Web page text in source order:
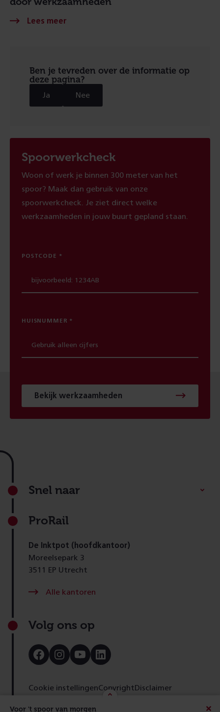
Voor 't spoor van morgen
Ben je tevreden over de informatie op
deze pagina?
Ja Nee
Spoorwerkcheck
Woon of werk je binnen 300 meter van het
spoor? Maak dan gebruik van onze
spoorwerkcheck. Je ziet direct welke
werkzaamheden in jouw buurt gepland staan.
POSTCODE
HUISNUMMER
Bekijk werkzaamheden
Footer
Snel naar
ProRail
De Inktpot (hoofdkantoor)
Moreelsepark 3
3511 EP Utrecht
Alle kantoren
Volg ons op
Bezoek
onze
Bezoek
onze
Bezoek
onze
Bezoek
onze
Cookie instellingenCopyrightDisclaimer